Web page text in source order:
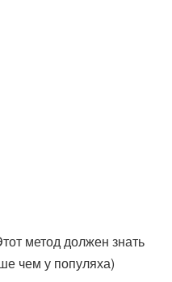
метод должен знать
чем у популяха)